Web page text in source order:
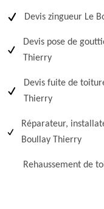
Devis zingueur Le
Devis pose de
Thierry
Devis fuite de
Thierry
Réparateur,
Boullay Thierry
Rehaussement de